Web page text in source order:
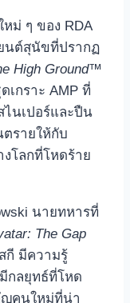
หม่ ๆ ของ RDA
นต์สุนัขที่ปรากฏ
High Ground™
เกราะ AMP ที่
นเปอร์และปืน
ตรายให้กับ
โลกที่โหดร้าย
นายทหารที่
The Gap
กี มีความรู้
กลยุทธ์ที่โหด
ญคนใหม่ที่น่า